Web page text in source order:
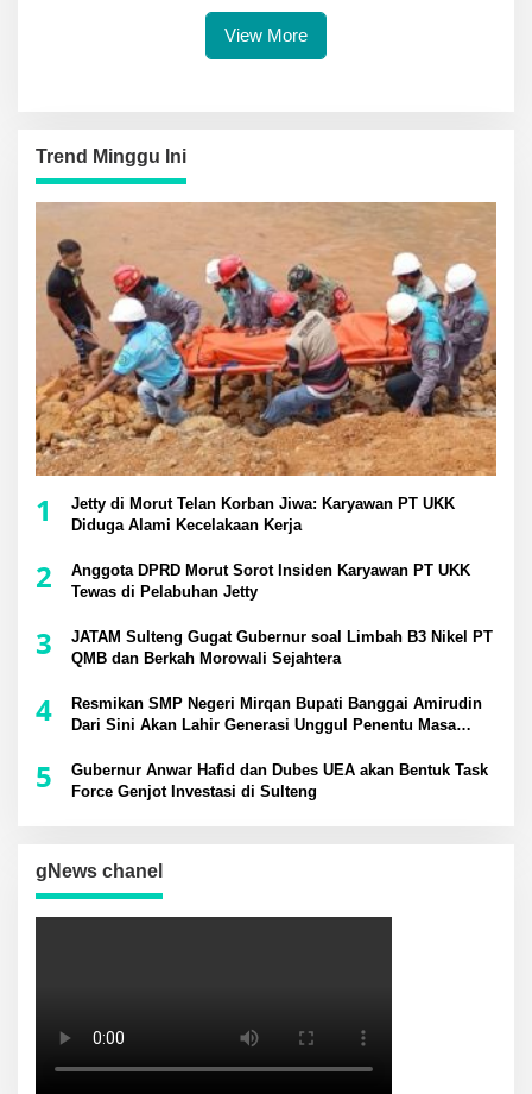
View More
Trend Minggu Ini
1
Jetty di Morut Telan Korban Jiwa: Karyawan PT UKK
Diduga Alami Kecelakaan Kerja
2
Anggota DPRD Morut Sorot Insiden Karyawan PT UKK
Tewas di Pelabuhan Jetty
3
JATAM Sulteng Gugat Gubernur soal Limbah B3 Nikel PT
QMB dan Berkah Morowali Sejahtera
4
Resmikan SMP Negeri Mirqan Bupati Banggai Amirudin
Dari Sini Akan Lahir Generasi Unggul Penentu Masa
5
Gubernur Anwar Hafid dan Dubes UEA akan Bentuk Task
Force Genjot Investasi di Sulteng
gNews chanel